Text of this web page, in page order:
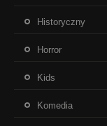
Historyczny
Horror
Kids
Komedia